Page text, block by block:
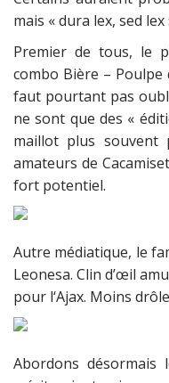
mais « dura lex, sed lex
Premier de tous, le
combo Bière –
faut pourtant pas
ne sont que des «
maillot plus souvent
amateurs de
fort potentiel.
Autre médiatique, le
Leonesa. Clin d’œil
pour l‘Ajax. Moins
Abordons